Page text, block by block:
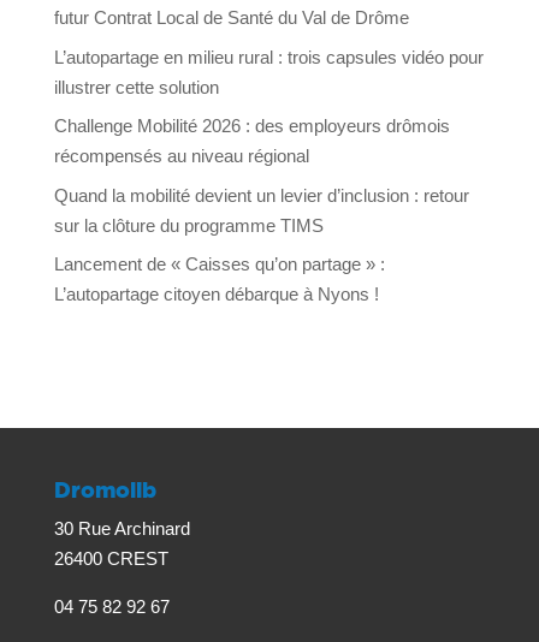
futur Contrat Local de Santé du Val de Drôme
L’autopartage en milieu rural : trois capsules vidéo pour
illustrer cette solution
Challenge Mobilité 2026 : des employeurs drômois
récompensés au niveau régional
Quand la mobilité devient un levier d’inclusion : retour
sur la clôture du programme TIMS
Lancement de « Caisses qu’on partage » :
L’autopartage citoyen débarque à Nyons !
Dromolib
30 Rue Archinard
26400 CREST
04 75 82 92 67